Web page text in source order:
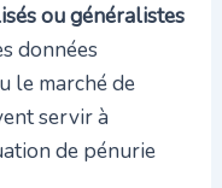
ou généralistes
données
le marché de
servir à
de pénurie